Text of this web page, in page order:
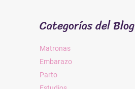
Categorías del Blog
Matronas
Embarazo
Parto